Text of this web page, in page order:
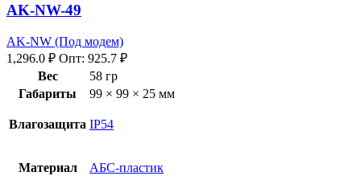
AK-NW-49
AK-NW (Под модем)
1,296.0 ₽ Опт: 925.7 ₽
Вес
58 гр
Габариты
99 × 99 × 25 мм
Влагозащита IP54
Материал АБС-пластик